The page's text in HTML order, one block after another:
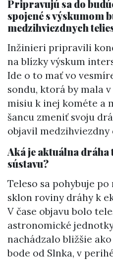
Pripravujú sa do
spojené s výskumom
medzihviezdnych
Inžinieri pripravili
na blízky výskum
Ide o to mať vo
sondu, ktorá by mala
misiu k inej kométe a
šancu zmeniť svoju
objavil medzihviezdny
Aká je aktuálna dráha
sústavu?
Teleso sa pohybuje
sklon roviny dráhy k
V čase objavu bolo
astronomické
nachádzalo bližšie
bode od Slnka, v